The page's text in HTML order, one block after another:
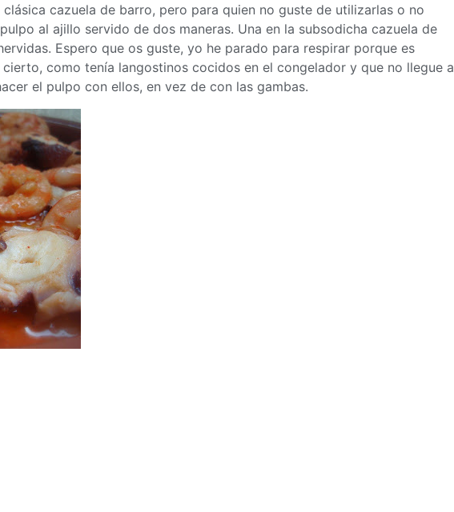
cazuela de barro, pero para quien no guste de utilizarlas o no
al ajillo servido de dos maneras. Una en la subsodicha cazuela de
Espero que os guste, yo he parado para respirar porque es
como tenía langostinos cocidos en el congelador y que no llegue a
el pulpo con ellos, en vez de con las gambas.